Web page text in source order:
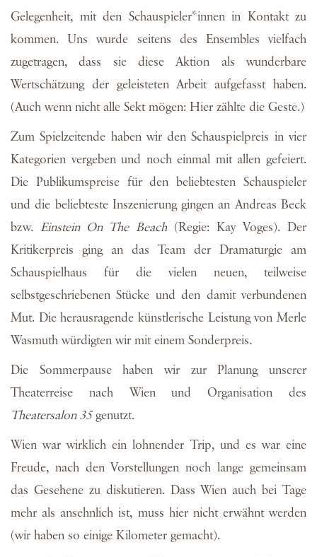
Gelegenheit, mit den Schauspieler*innen in Kontakt zu
kommen. Uns wurde seitens des Ensembles vielfach
zugetragen, dass sie diese Aktion als wunderbare
Wertschätzung der geleisteten Arbeit aufgefasst haben.
(Auch wenn nicht alle Sekt mögen: Hier zählte die Geste.)
Zum Spielzeitende haben wir den Schauspielpreis in vier
Kategorien vergeben und noch einmal mit allen gefeiert.
Die Publikumspreise für den beliebtesten Schauspieler
und die beliebteste Inszenierung gingen an Andreas Beck
bzw.Einstein On The Beach(Regie: Kay Voges). Der
Kritikerpreis ging an das Team der Dramaturgie am
Schauspielhaus für die vielen neuen, teilweise
selbstgeschriebenen Stücke und den damit verbundenen
Mut. Die herausragende künstlerische Leistung von Merle
Wasmuth würdigten wir mit einem Sonderpreis.
Die Sommerpause haben wir zur Planung unserer
Theaterreise nach Wien und Organisation des
Theatersalon 35genutzt.
Wien war wirklich ein lohnender Trip, und es war eine
Freude, nach den Vorstellungen noch lange gemeinsam
das Gesehene zu diskutieren. Dass Wien auch bei Tage
mehr als ansehnlich ist, muss hier nicht erwähnt werden
(wir haben so einige Kilometer gemacht).